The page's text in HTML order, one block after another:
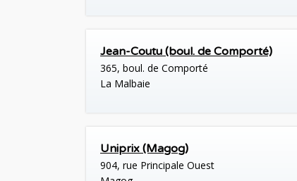
Jean-Coutu (boul. de Comporté)
365, boul. de Comporté
La Malbaie
Uniprix (Magog)
904, rue Principale Ouest